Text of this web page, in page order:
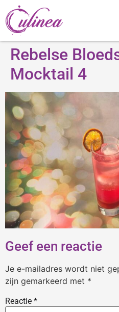
Rebelse
Mocktail 4
Geef een reactie
Je e-mailadres wordt niet
zijn gemarkeerd met *
Reactie *